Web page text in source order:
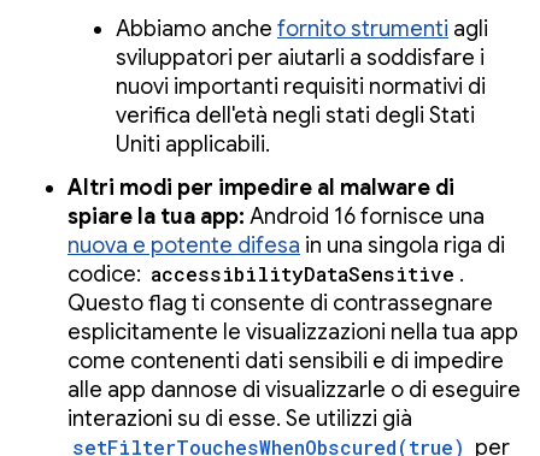
Abbiamo anche fornito strumenti agli
sviluppatori per aiutarli a soddisfare i
nuovi importanti requisiti normativi di
verifica dell'età negli stati degli Stati
Uniti applicabili.
Altri modi per impedire al malware di
spiare la tua app: Android 16 fornisce una
nuova e potente difesa in una singola riga di
codice: accessibilityDataSensitive .
Questo flag ti consente di contrassegnare
esplicitamente le visualizzazioni nella tua app
come contenenti dati sensibili e di impedire
alle app dannose di visualizzarle o di eseguire
interazioni su di esse. Se utilizzi già
setFilterTouchesWhenObscured(true) per